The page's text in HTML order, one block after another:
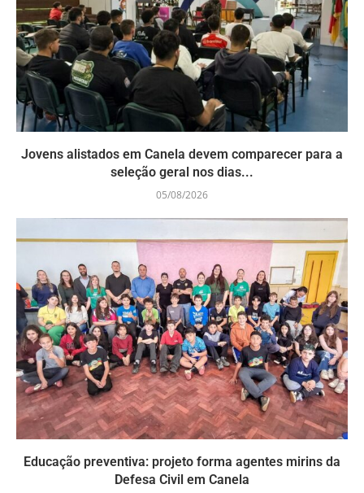
Jovens alistados em Canela devem comparecer para a
seleção geral nos dias...
05/08/2026
Educação preventiva: projeto forma agentes mirins da
Defesa Civil em Canela